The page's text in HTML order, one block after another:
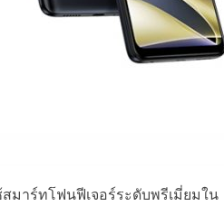
าร์ทโฟนฟีเจอร์ระดับพรีเมี่ยมใน